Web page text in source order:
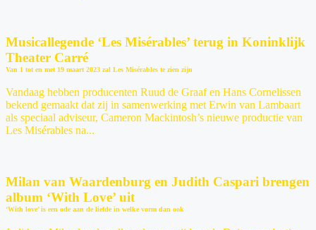
Musicallegende ‘Les Misérables’ terug in Koninklijk
Theater Carré
Van 1 tot en met 19 maart 2023 zal Les Misérables te zien zijn
Vandaag hebben producenten Ruud de Graaf en Hans Cornelissen
bekend gemaakt dat zij in samenwerking met Erwin van Lambaart
als speciaal adviseur, Cameron Mackintosh’s nieuwe productie van
Les Misérables na...
Milan van Waardenburg en Judith Caspari brengen
album ‘With Love’ uit
‘With love’ is een ode aan de liefde in welke vorm dan ook